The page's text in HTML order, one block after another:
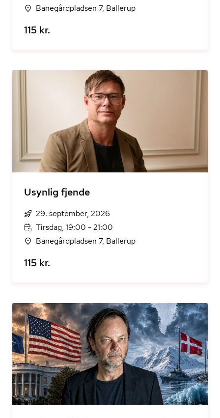
Banegårdpladsen 7, Ballerup
115 kr.
Usynlig fjende
29. september, 2026
Tirsdag, 19:00 - 21:00
Banegårdpladsen 7, Ballerup
115 kr.